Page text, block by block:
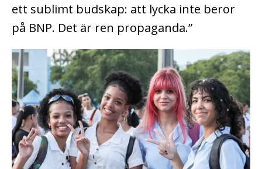
ett sublimt budskap: att lycka inte beror
på BNP. Det är ren propaganda.”